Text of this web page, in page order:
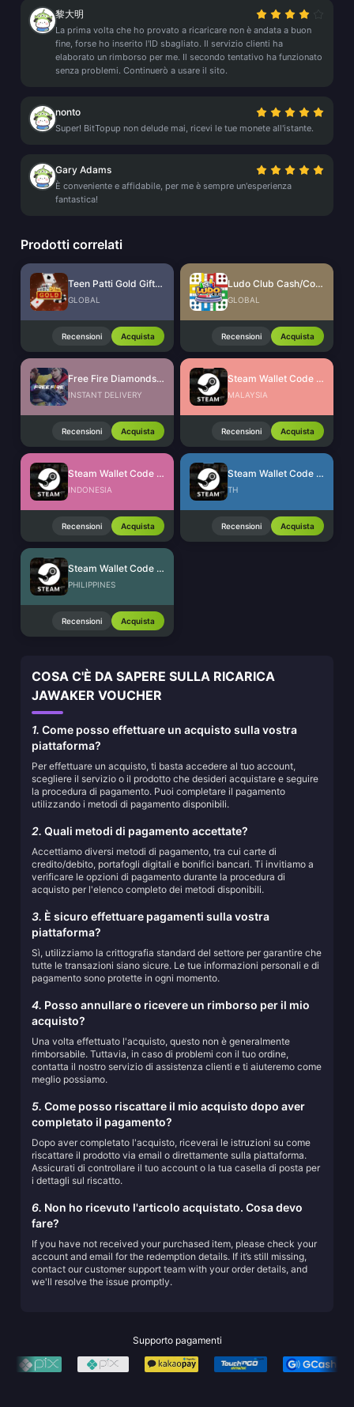
黎大明
La prima volta che ho provato a ricaricare non è andata a buon
fine, forse ho inserito l'ID sbagliato. Il servizio clienti ha
elaborato un rimborso per me. Il secondo tentativo ha funzionato
senza problemi. Continuerò a usare il sito.
nonto
Super! BitTopup non delude mai, ricevi le tue monete all'istante.
Gary Adams
È conveniente e affidabile, per me è sempre un'esperienza
fantastica!
Prodotti correlati
Teen Patti Gold Gift Card
GLOBAL
Recensioni Acquista
Ludo Club Cash/Coins
GLOBAL
Recensioni Acquista
Free Fire Diamonds EU + TR
INSTANT DELIVERY
Recensioni Acquista
Steam Wallet Code (MYR)
MALAYSIA
Recensioni Acquista
Steam Wallet Code (IDR)
INDONESIA
Recensioni Acquista
Steam Wallet Code (THB)
TH
Recensioni Acquista
Steam Wallet Code (PHP)
PHILIPPINES
Recensioni Acquista
COSA C'È DA SAPERE SULLA RICARICA
JAWAKER VOUCHER
1. Come posso effettuare un acquisto sulla vostra
piattaforma?
Per effettuare un acquisto, ti basta accedere al tuo account,
scegliere il servizio o il prodotto che desideri acquistare e seguire
la procedura di pagamento. Puoi completare il pagamento
utilizzando i metodi di pagamento disponibili.
2. Quali metodi di pagamento accettate?
Accettiamo diversi metodi di pagamento, tra cui carte di
credito/debito, portafogli digitali e bonifici bancari. Ti invitiamo a
verificare le opzioni di pagamento durante la procedura di
acquisto per l'elenco completo dei metodi disponibili.
3. È sicuro effettuare pagamenti sulla vostra
piattaforma?
Sì, utilizziamo la crittografia standard del settore per garantire che
tutte le transazioni siano sicure. Le tue informazioni personali e di
pagamento sono protette in ogni momento.
4. Posso annullare o ricevere un rimborso per il mio
acquisto?
Una volta effettuato l'acquisto, questo non è generalmente
rimborsabile. Tuttavia, in caso di problemi con il tuo ordine,
contatta il nostro servizio di assistenza clienti e ti aiuteremo come
meglio possiamo.
5. Come posso riscattare il mio acquisto dopo aver
completato il pagamento?
Dopo aver completato l'acquisto, riceverai le istruzioni su come
riscattare il prodotto via email o direttamente sulla piattaforma.
Assicurati di controllare il tuo account o la tua casella di posta per
i dettagli sul riscatto.
6. Non ho ricevuto l'articolo acquistato. Cosa devo
fare?
If you have not received your purchased item, please check your
account and email for the redemption details. If it’s still missing,
contact our customer support team with your order details, and
we'll resolve the issue promptly.
Supporto pagamenti